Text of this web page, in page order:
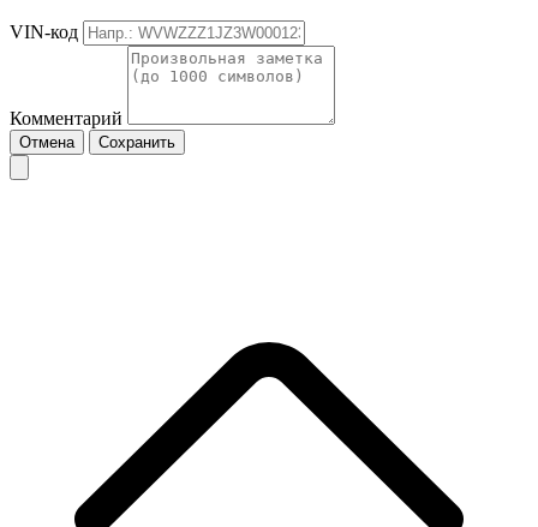
VIN-код
Комментарий
Отмена Сохранить